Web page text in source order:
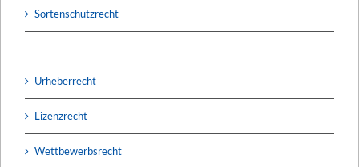
Sortenschutzrecht
Urheberrecht
Lizenzrecht
Wettbewerbsrecht